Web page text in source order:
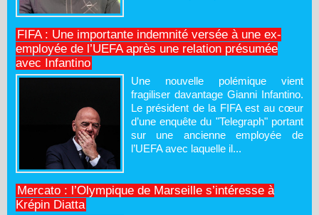
FIFA : Une importante indemnité versée à une ex-
employée de l’UEFA après une relation présumée
avec Infantino
Une nouvelle polémique vient
fragiliser davantage Gianni Infantino.
Le président de la FIFA est au cœur
d’une enquête du "Telegraph" portant
sur une ancienne employée de
l’UEFA avec laquelle il...
Mercato : l’Olympique de Marseille s’intéresse à
Krépin Diatta